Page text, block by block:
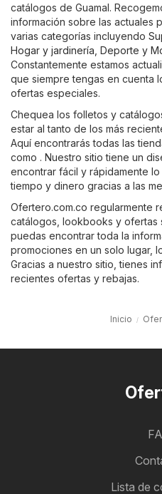
catálogos de Guamal.
información sobre las actuales
varias categorías incluyendo
Hogar y jardinería Deporte y
Constantemente estamos
que siempre tengas en cuenta
ofertas especiales.
Chequea los folletos y
estar al tanto de los más
Aquí encontrarás todas las
como . Nuestro sitio tiene un
encontrar fácil y rápidamente
tiempo y dinero gracias a las
Ofertero.com.co regularmente
catálogos, lookbooks y ofertas
puedas encontrar toda la
promociones en un solo lugar,
Gracias a nuestro sitio, tienes
recientes ofertas y rebajas.
Inicio
Lista de